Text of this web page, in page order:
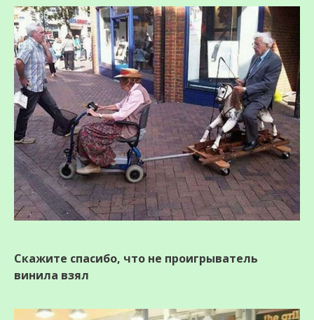
Скажите спасибо, что не проигрыватель
винила взял